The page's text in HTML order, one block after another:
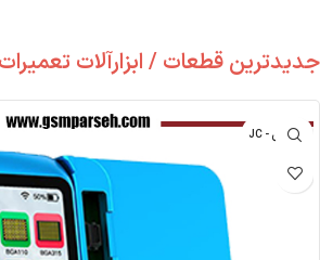
جدیدترین قطعات / ابزارآلات
جی سی - JC